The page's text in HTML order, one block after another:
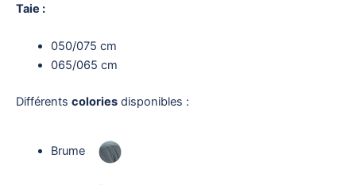
Taie :
050/075 cm
065/065 cm
Différents colories disponibles :
Brume